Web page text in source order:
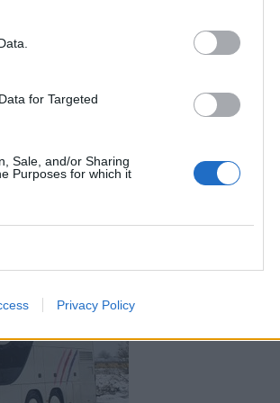
for Targeted
Sale, and/or Sharing
Purposes for which it
Privacy Policy